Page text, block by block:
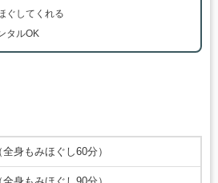
ぐしてくれる
タルOK
身もみほぐし60分）